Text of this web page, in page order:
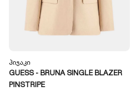
Პიჯაკი
GUESS - BRUNA SINGLE BLAZER
PINSTRIPE